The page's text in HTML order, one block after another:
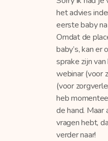
het advies
eerste baby
Omdat de
baby’s, kan
sprake zijn
webinar (voor
(voor
heb
de hand. Maar
vragen hebt,
verder naar!